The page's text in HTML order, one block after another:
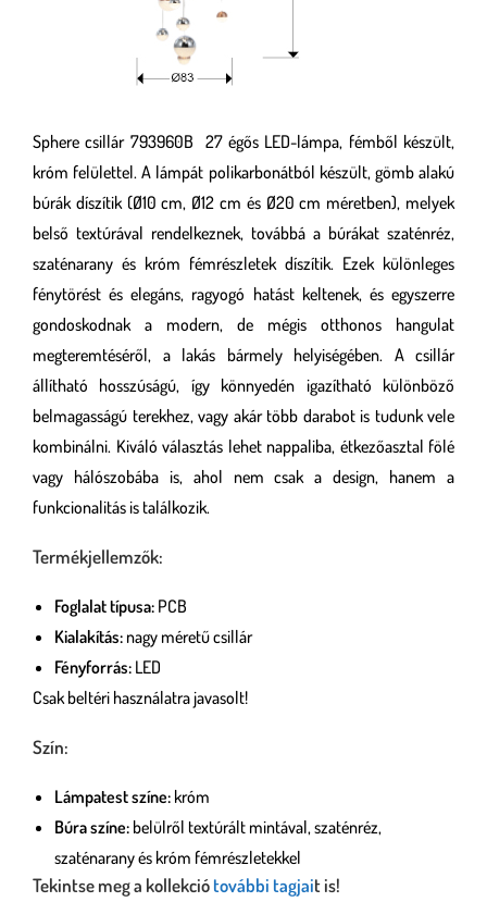
Sphere csillár 793960B 27 égős LED-lámpa, fémből készült,
króm felülettel. A lámpát polikarbonátból készült, gömb alakú
búrák díszítik (Ø10 cm, Ø12 cm és Ø20 cm méretben), melyek
belső textúrával rendelkeznek, továbbá a búrákat szaténréz,
szaténarany és króm fémrészletek díszítik. Ezek különleges
fénytörést és elegáns, ragyogó hatást keltenek, és egyszerre
gondoskodnak a modern, de mégis otthonos hangulat
megteremtéséről, a lakás bármely helyiségében. A csillár
állítható hosszúságú, így könnyedén igazítható különböző
belmagasságú terekhez, vagy akár több darabot is tudunk vele
kombinálni. Kiváló választás lehet nappaliba, étkezőasztal fölé
vagy hálószobába is, ahol nem csak a design, hanem a
funkcionalitás is találkozik.
Termékjellemzők:
Foglalat típusa: PCB
Kialakítás: nagy méretű csillár
Fényforrás: LED
Csak beltéri használatra javasolt!
Szín:
Lámpatest színe: króm
Búra színe: belülről textúrált mintával, szaténréz,
szaténarany és króm fémrészletekkel
Tekintse meg a kollekciótovábbi tagjait is!